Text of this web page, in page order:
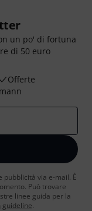
un po' di fortuna
di 50 euro
Offerte
pubblicità via e-mail. È
Può trovare
linee guida per la
guideline.